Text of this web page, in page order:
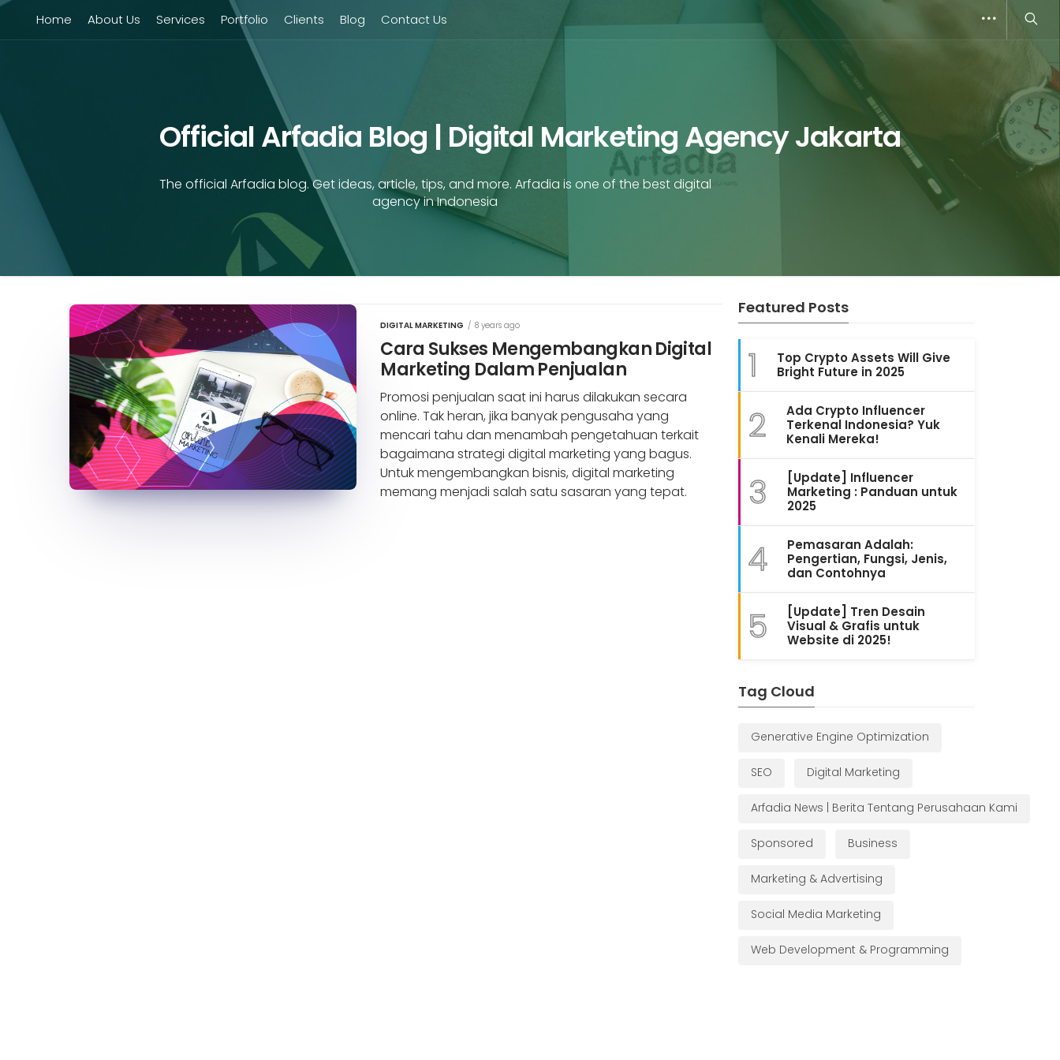
Home About Us Services Portfolio Clients Blog Contact Us
Official Arfadia Blog | Digital Marketing Agency Jakarta
The official Arfadia blog. Get ideas, article, tips, and more. Arfadia is one of the best digital
agency in Indonesia
DIGITAL MARKETING / 8 years ago
Cara Sukses Mengembangkan Digital
Marketing Dalam Penjualan
Promosi penjualan saat ini harus dilakukan secara
online. Tak heran, jika banyak pengusaha yang
mencari tahu dan menambah pengetahuan terkait
bagaimana strategi digital marketing yang bagus.
Untuk mengembangkan bisnis, digital marketing
memang menjadi salah satu sasaran yang tepat.
Featured Posts
1
Top Crypto Assets Will Give
Bright Future in 2025
2
Ada Crypto Influencer
Terkenal Indonesia? Yuk
Kenali Mereka!
3
[Update] Influencer
Marketing : Panduan untuk
2025
4
Pemasaran Adalah:
Pengertian, Fungsi, Jenis,
dan Contohnya
5
[Update] Tren Desain
Visual & Grafis untuk
Website di 2025!
Tag Cloud
Generative Engine Optimization
SEO Digital Marketing
Arfadia News | Berita Tentang Perusahaan Kami
Sponsored Business
Marketing & Advertising
Social Media Marketing
Web Development & Programming